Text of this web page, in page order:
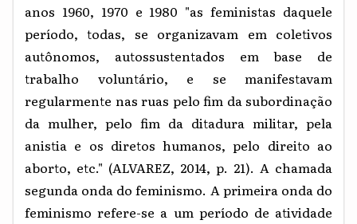
anos 1960, 1970 e 1980 "as feministas daquele
período, todas, se organizavam em coletivos
autônomos, autossustentados em base de
trabalho voluntário, e se manifestavam
regularmente nas ruas pelo fim da subordinação
da mulher, pelo fim da ditadura militar, pela
anistia e os diretos humanos, pelo direito ao
aborto, etc." (ALVAREZ, 2014, p. 21). A chamada
segunda onda do feminismo. A primeira onda do
feminismorefere-se a um período de atividade